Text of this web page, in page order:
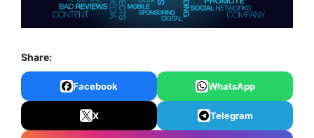
Share:
Facebook WhatsApp
X Telegram